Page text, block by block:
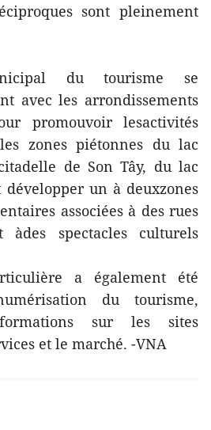
sont pleinement
du tourisme se
avec les arrondissements
promouvoir lesactivités
zones piétonnes du lac
de Son Tây, du lac
développer un à deuxzones
associées à des rues
àdes spectacles culturels
a également été
du tourisme,
sur les sites
et le marché. -VNA